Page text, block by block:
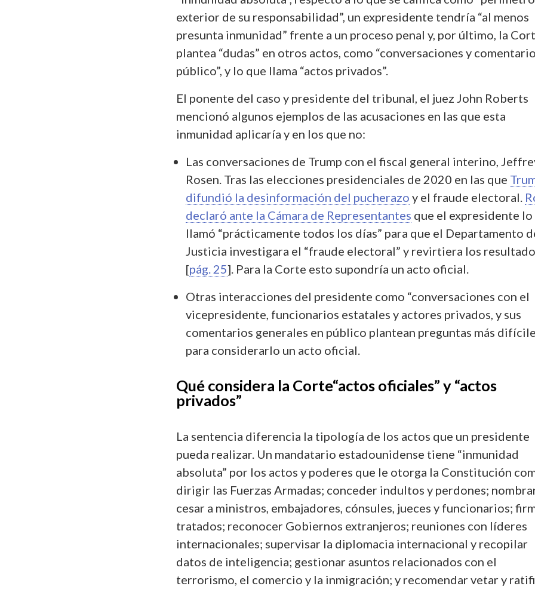
exterior de su responsabilidad”, un expresidente tendría “al menos
presunta inmunidad” frente a un proceso penal y, por último, la
plantea “dudas” en otros actos, como “conversaciones y
público”, y lo que llama “actos privados”.
El ponente del caso y presidente del tribunal, el juez John Roberts
mencionó algunos ejemplos de las acusaciones en las que esta
inmunidad aplicaría y en los que no:
Las conversaciones de Trump con el fiscal general interino,
Rosen. Tras las elecciones presidenciales de 2020 en las que
difundió la desinformación del pucherazo y el fraude electoral.
declaró ante la Cámara de Representantes que el expresidente lo
llamó “prácticamente todos los días” para que el Departamento
Justicia investigara el “fraude electoral” y revirtiera los
[pág. 25]. Para la Corte esto supondría un acto oficial.
Otras interacciones del presidente como “conversaciones con el
vicepresidente, funcionarios estatales y actores privados, y sus
comentarios generales en público plantean preguntas más
para considerarlo un acto oficial.
Qué considera la Corte“actos oficiales” y “actos
privados”
La sentencia diferencia la tipología de los actos que un presidente
pueda realizar. Un mandatario estadounidense tiene “inmunidad
absoluta” por los actos y poderes que le otorga la Constitución
dirigir las Fuerzas Armadas; conceder indultos y perdones;
cesar a ministros, embajadores, cónsules, jueces y funcionarios;
tratados; reconocer Gobiernos extranjeros; reuniones con líderes
internacionales; supervisar la diplomacia internacional y recopilar
datos de inteligencia; gestionar asuntos relacionados con el
terrorismo, el comercio y la inmigración; y recomendar vetar y